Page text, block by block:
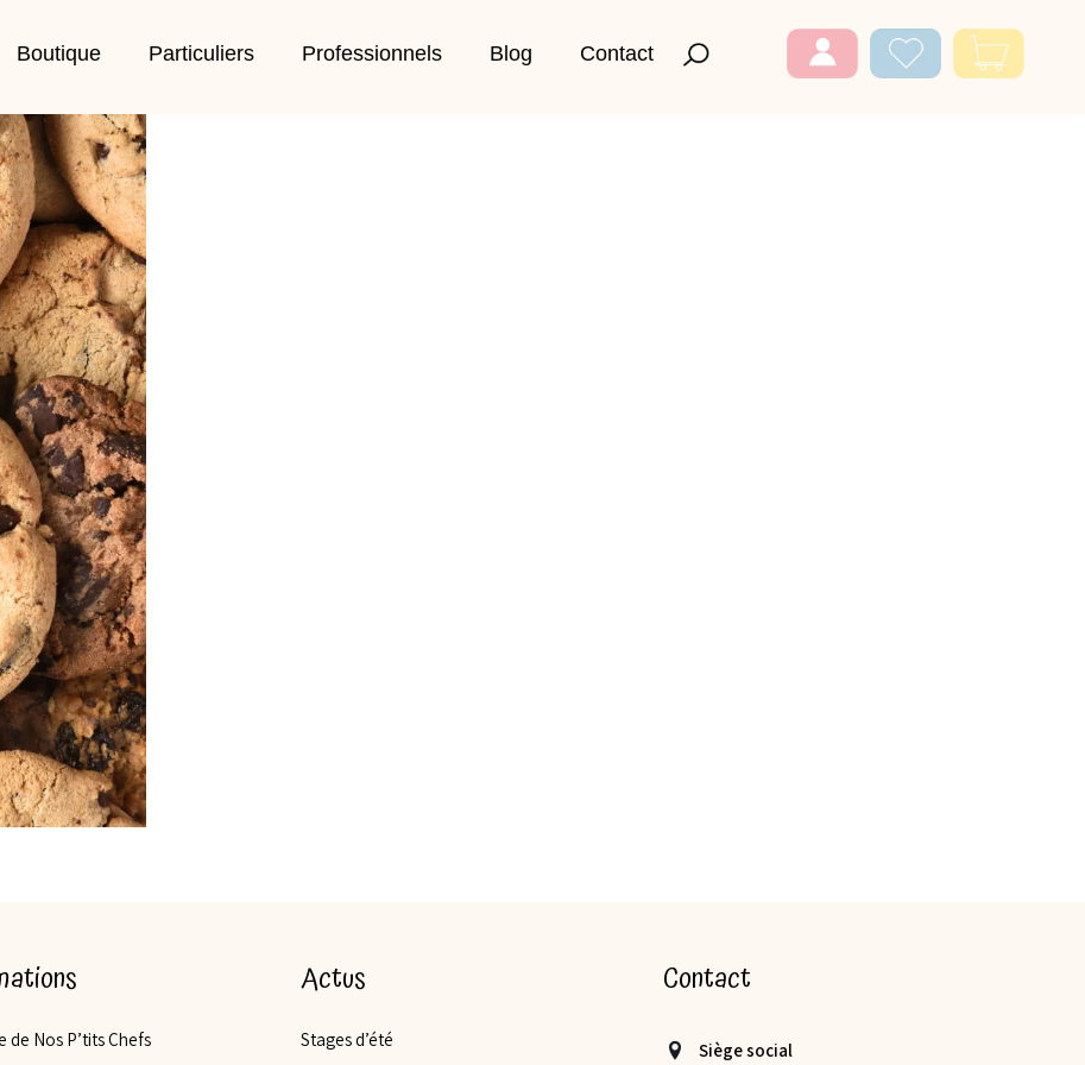
Boutique Particuliers Professionnels Blog Contact
de Nos P’tits Chefs
Actus
Stages d’été
Contact
Siège social